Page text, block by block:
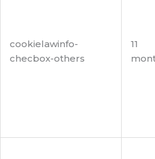
cookielawinfo-
checbox-others
11